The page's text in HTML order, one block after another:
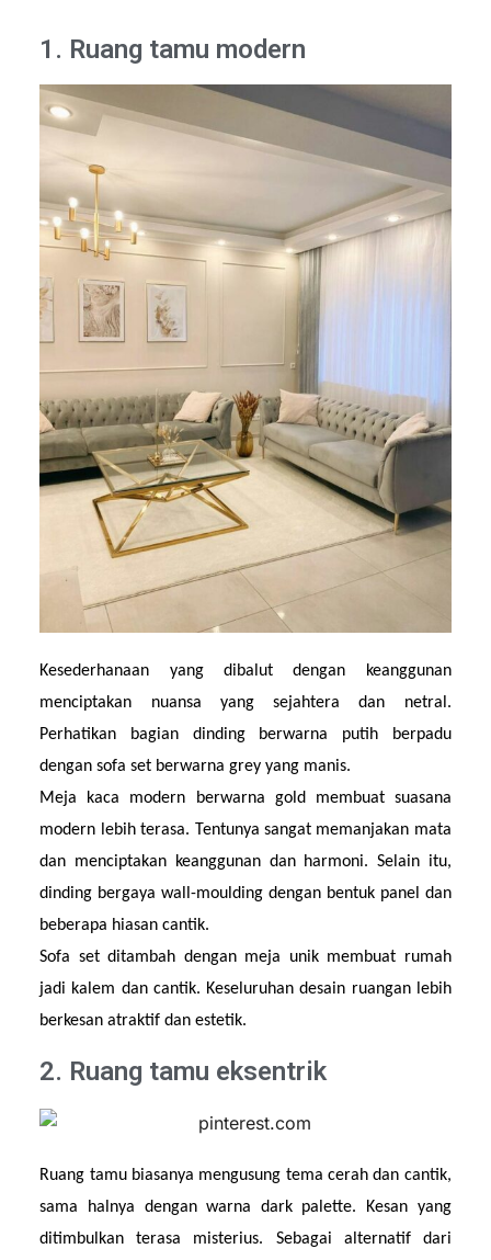
1. Ruang tamu modern
Kesederhanaan yang dibalut dengan keanggunan
menciptakan nuansa yang sejahtera dan netral.
Perhatikan bagian dinding berwarna putih berpadu
dengan sofa set berwarna grey yang manis.
Meja kaca modern berwarna gold membuat suasana
modern lebih terasa. Tentunya sangat memanjakan mata
dan menciptakan keanggunan dan harmoni. Selain itu,
dinding bergaya wall-moulding dengan bentuk panel dan
beberapa hiasan cantik.
Sofa set ditambah dengan meja unik membuat rumah
jadi kalem dan cantik. Keseluruhan desain ruangan lebih
berkesan atraktif dan estetik.
2. Ruang tamu eksentrik
Ruang tamu biasanya mengusung tema cerah dan cantik,
sama halnya dengan warna dark palette. Kesan yang
ditimbulkan terasa misterius. Sebagai alternatif dari